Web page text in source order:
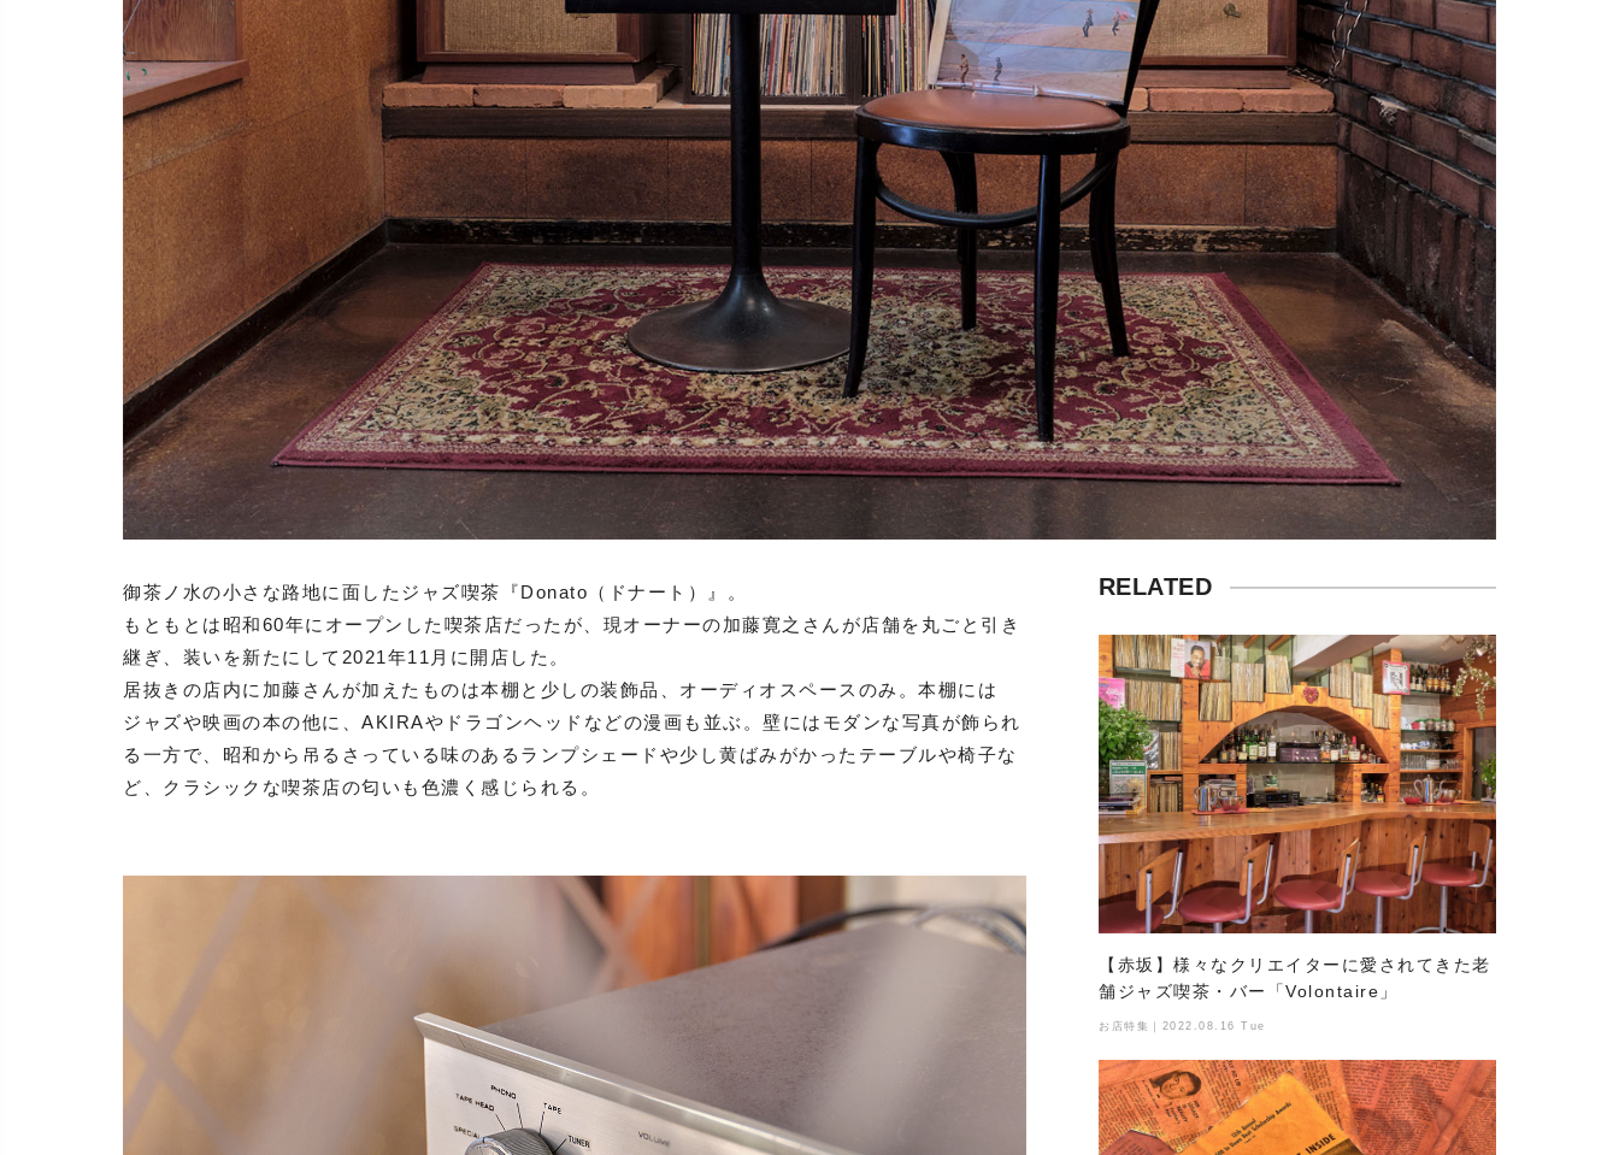
御茶ノ水の小さな路地に面したジャズ喫茶『Donato（ドナート）』。
もともとは昭和60年にオープンした喫茶店だったが、現オーナーの加藤寛之さんが店舗を丸ごと引き
継ぎ、装いを新たにして2021年11月に開店した。
居抜きの店内に加藤さんが加えたものは本棚と少しの装飾品、オーディオスペースのみ。本棚には
ジャズや映画の本の他に、AKIRAやドラゴンヘッドなどの漫画も並ぶ。壁にはモダンな写真が飾られ
る一方で、昭和から吊るさっている味のあるランプシェードや少し黄ばみがかったテーブルや椅子な
ど、クラシックな喫茶店の匂いも色濃く感じられる。
RELATED
【赤坂】様々なクリエイターに愛されてきた老
舗ジャズ喫茶・バー「Volontaire」
お店特集｜2022.08.16 Tue